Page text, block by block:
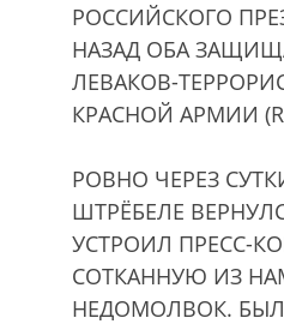
РОССИЙСКОГО
НАЗАД ОБА
ЛЕВАКОВ-
КРАСНОЙ АРМИИ
РОВНО ЧЕРЕЗ
ШТРЁБЕЛЕ
УСТРОИЛ ПРЕСС-
СОТКАННУЮ ИЗ
НЕДОМОЛВОК.